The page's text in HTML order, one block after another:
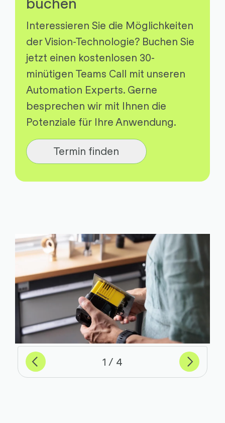
Interessieren Sie die Möglichkeiten
der Vision-Technologie? Buchen Sie
jetzt einen kostenlosen 30-
minütigen Teams Call mit unseren
Automation Experts. Gerne
besprechen wir mit Ihnen die
Potenziale für Ihre Anwendung.
Termin finden
Previous 1 von
4 Weiter